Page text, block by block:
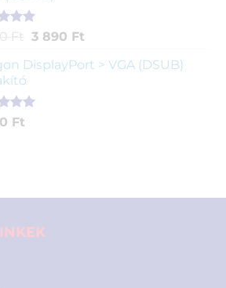
Ft Original
was:
290 Ft.
3 890 FtCurrent
is:
DisplayPort > VGA (DSUB)
Ft